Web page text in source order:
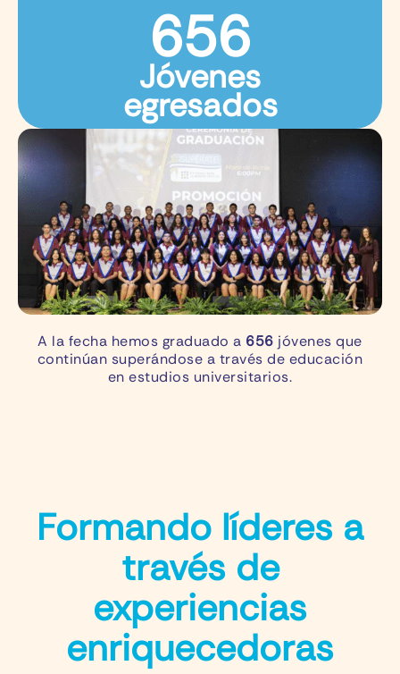
656
Jóvenes
egresados
A la fecha hemos graduado a 656 jóvenes que
continúan superándose a través de educación
en estudios universitarios.
Formando líderes a
través de
experiencias
enriquecedoras